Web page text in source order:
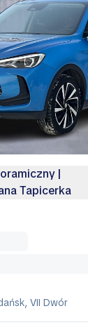
|
Tapicerka
VII Dwór